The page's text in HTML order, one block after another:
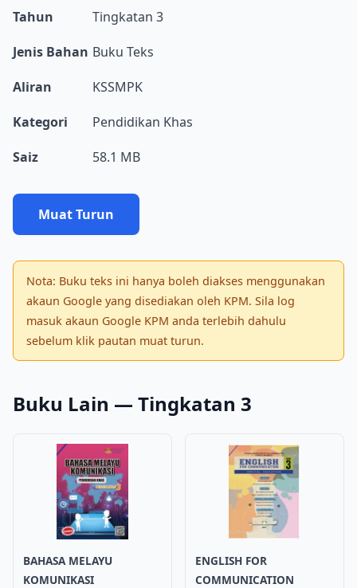
Tahun
Tingkatan 3
Jenis Bahan Buku Teks
Aliran
KSSMPK
Kategori
Pendidikan Khas
Saiz
58.1 MB
Muat Turun
Nota: Buku teks ini hanya boleh diakses menggunakan
akaun Google yang disediakan oleh KPM. Sila log
masuk akaun Google KPM anda terlebih dahulu
sebelum klik pautan muat turun.
Buku Lain — Tingkatan 3
BAHASA MELAYU
KOMUNIKASI
ENGLISH FOR
COMMUNICATION